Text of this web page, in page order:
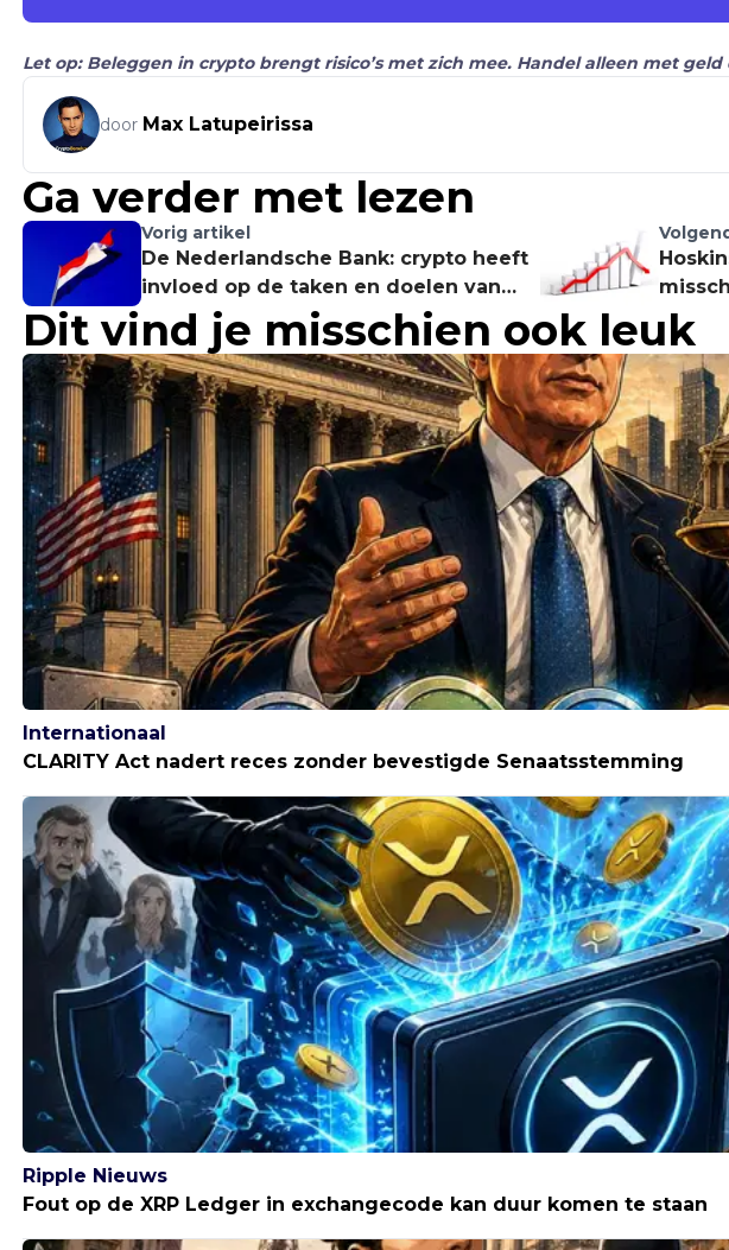
Let op: Beleggen in crypto brengt risico’s met zich mee. Handel alleen met
door Max Latupeirissa
Ga verder met lezen
Vorig artikel
De Nederlandsche Bank: crypto heeft
invloed op de taken en doelen van
toezichthouders
Dit vind je misschien ook leuk
Internationaal
CLARITY Act nadert reces zonder bevestigde Senaatsstemming
Ripple Nieuws
Fout op de XRP Ledger in exchangecode kan duur komen te staan